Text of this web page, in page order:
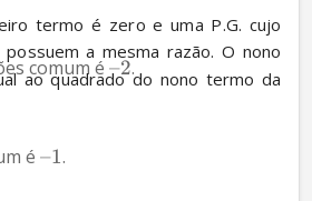
termo é zero e uma P.G. cujo
possuem a mesma razão. O nono
ao quadrado do nono termo da
comum é –2.
é –1.